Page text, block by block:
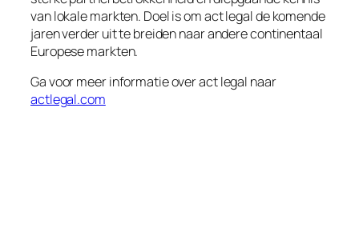
van lokale markten. Doel is om act legal de komende
jaren verder uit te breiden naar andere continentaal
Europese markten.
Ga voor meer informatie over act legal naar
actlegal.com